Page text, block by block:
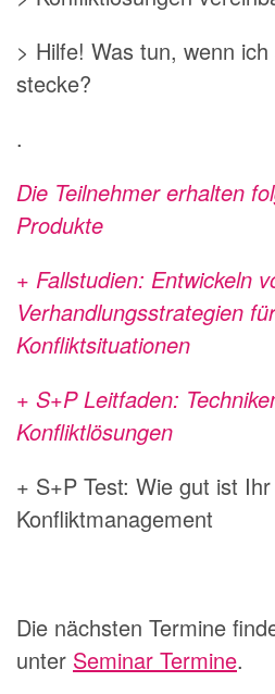
> Hilfe! Was tun, wenn
stecke?
.
Die Teilnehmer erhalten
Produkte
+ Fallstudien: Entwickeln
Verhandlungsstrategien
Konfliktsituationen
+ S+P Leitfaden:
Konfliktlösungen
+ S+P Test: Wie gut ist Ihr
Konfliktmanagement
Die nächsten Termine
unter Seminar Termine.